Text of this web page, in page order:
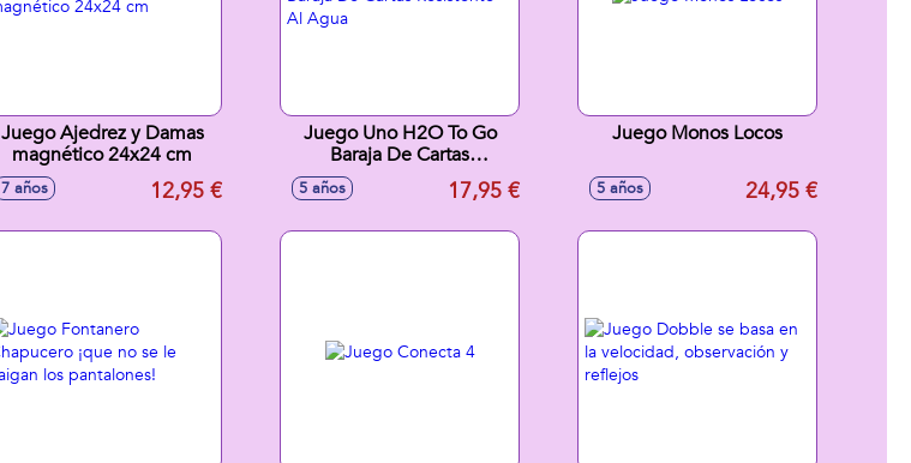
Juego Ajedrez y Damas
magnético 24x24 cm
7 años 12,95 €
Juego Uno H2O To Go
Baraja De Cartas
Resistente Al Agua
5 años 17,95 €
Juego Monos Locos
5 años 24,95 €